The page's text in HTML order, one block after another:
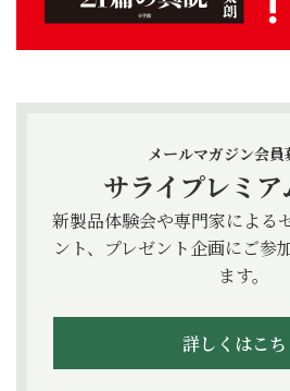
メールマガジン会員
サライプレミ
新製品体験会や専門家による
ント、プレゼント企画にご参
ます。
詳しくはこち